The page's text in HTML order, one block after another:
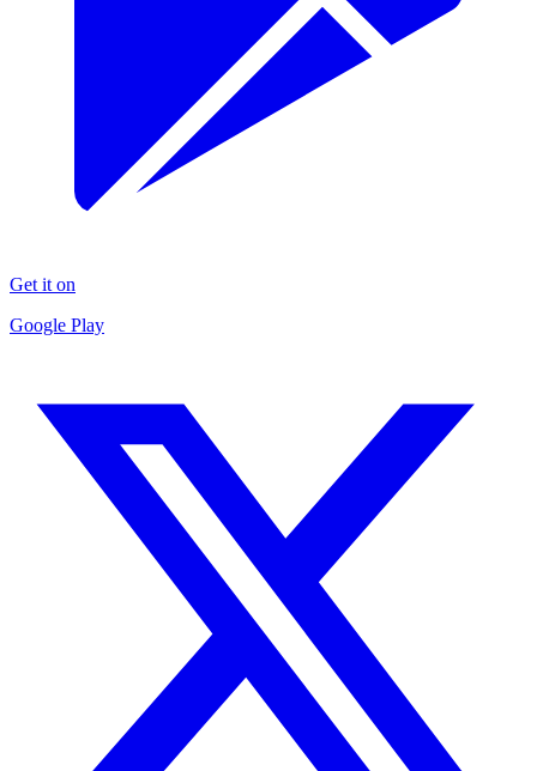
Get it on
Google Play